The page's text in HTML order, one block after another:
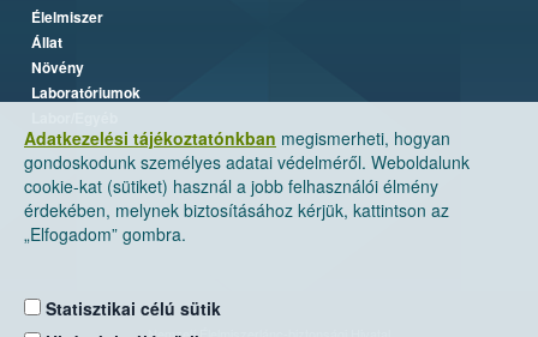
Adatkezelési tájékoztatónkban megismerheti, hogyan
gondoskodunk személyes adatai védelméről. Weboldalunk
cookie-kat (sütiket) használ a jobb felhasználói élmény
érdekében, melynek biztosításához kérjük, kattintson az
„Elfogadom” gombra.
Statisztikai célú sütik
Élelmiszer
Állat
Növény
Laboratóriumok
Nemzeti Élelmiszerlánc-biztonsági Hivatal